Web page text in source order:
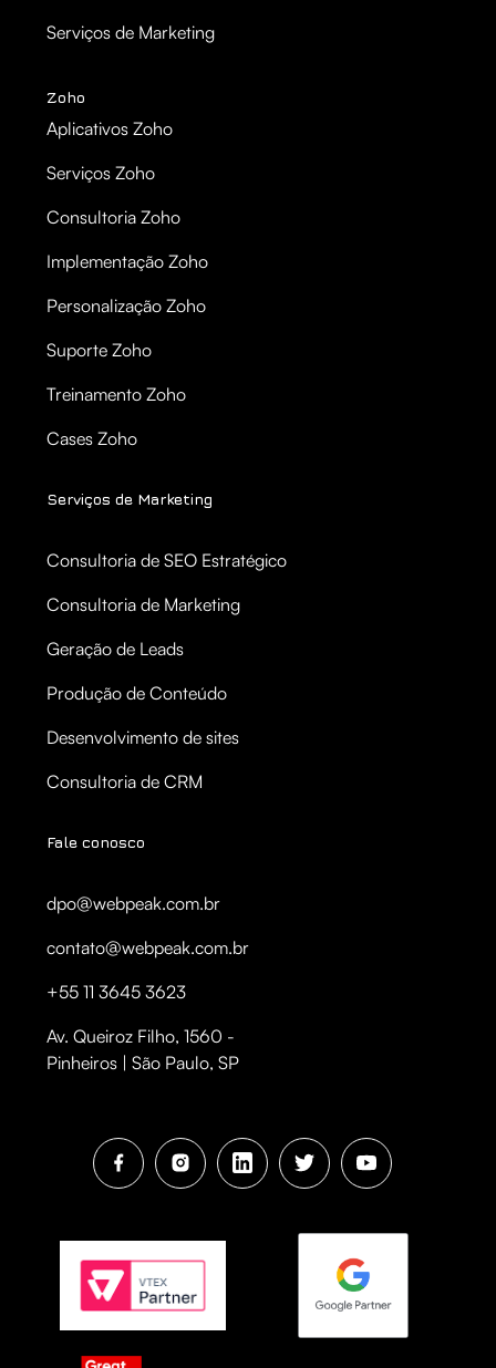
Serviços de Marketing
Zoho
Aplicativos Zoho
Serviços Zoho
Consultoria Zoho
Implementação Zoho
Personalização Zoho
Suporte Zoho
Treinamento Zoho
Cases Zoho
Serviços de Marketing
Consultoria de SEO Estratégico
Consultoria de Marketing
Geração de Leads
Produção de Conteúdo
Desenvolvimento de sites
Consultoria de CRM
Fale conosco
dpo@webpeak.com.br
contato@webpeak.com.br
+55 11 3645 3623
Av. Queiroz Filho, 1560 -
Pinheiros | São Paulo, SP